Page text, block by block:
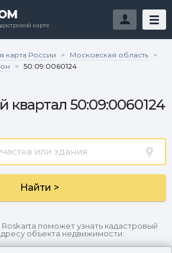
карте
карта России > Московская область >
> 50:09:0060124
квартал 50:09:0060124
Найти >
поможет узнать кадастровый
объекта недвижимости: